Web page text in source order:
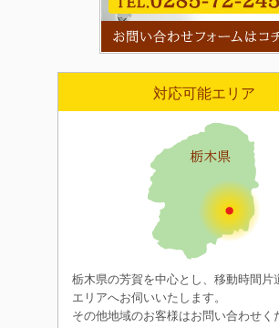
対応可能エリア
栃木県の芳賀を中心とし、移動時間片
エリアへお伺いいたします。
その他地域のお客様はお問い合わせく